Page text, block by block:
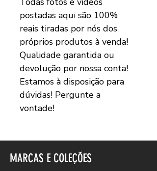
postadas aqui são 100%
reais tiradas por nós dos
próprios produtos à venda!
Qualidade garantida ou
devolução por nossa conta!
Estamos à disposição para
dúvidas! Pergunte a
vontade!
MARCAS E COLEÇÕES